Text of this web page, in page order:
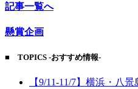
記事一覧へ
懸賞企画
■ TOPICS -おすすめ情報-
【9/11-11/7】横浜・八